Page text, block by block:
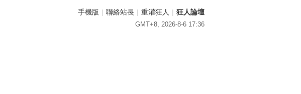
手機版 | 聯絡站長 | 重灌狂人 | 狂人論壇
GMT+8, 2026-8-6 17:36